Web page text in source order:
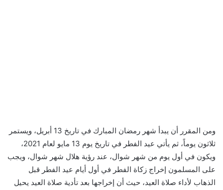
ومن المقرر أن يبدأ شهر رمضان المبارك في تاريخ 13 أبريل، ويستمر
ثلاثون يوماً، ثم يأتي عيد الفطر في تاريخ يوم 13 مايو لعام 2021،
ويكون في أول يوم من شهر شوال، عند رؤية هلال شهر شوال، ويجب
على المسلمون إخراج زكاة الفطر في أول أيام عيد الفطر قبل
الذهاب لأداء صلاة العيد، حيث أن إخراجها بعد تأدية صلاة العيد يحيل